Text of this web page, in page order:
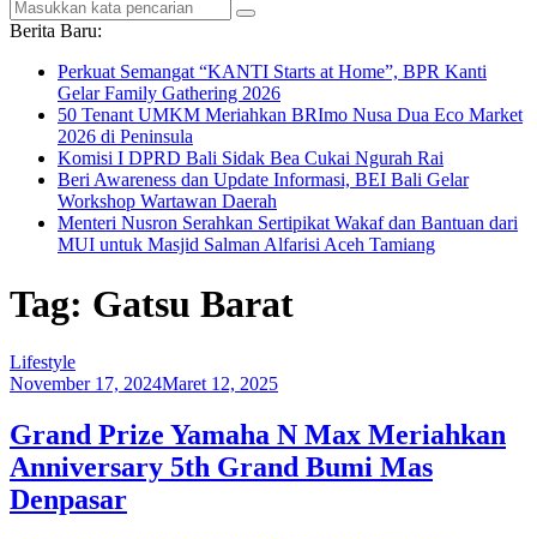
Berita Baru:
Perkuat Semangat “KANTI Starts at Home”, BPR Kanti
Gelar Family Gathering 2026
50 Tenant UMKM Meriahkan BRImo Nusa Dua Eco Market
2026 di Peninsula
Komisi I DPRD Bali Sidak Bea Cukai Ngurah Rai
Beri Awareness dan Update Informasi, BEI Bali Gelar
Workshop Wartawan Daerah
Menteri Nusron Serahkan Sertipikat Wakaf dan Bantuan dari
MUI untuk Masjid Salman Alfarisi Aceh Tamiang
Tag: Gatsu Barat
Lifestyle
November 17, 2024Maret 12, 2025
Grand Prize Yamaha N Max Meriahkan
Anniversary 5th Grand Bumi Mas
Denpasar